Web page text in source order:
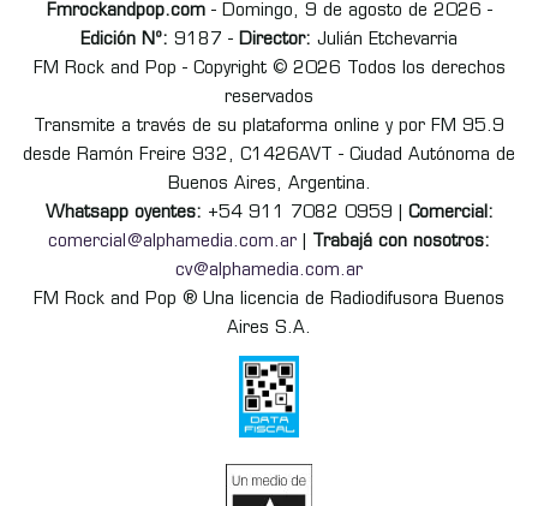
Fmrockandpop.com- Domingo, 9 de agosto de 2026 -
Edición Nº: 9187 - Director: Julián Etchevarria
FM Rock and Pop - Copyright © 2026 Todos los derechos
reservados
Transmite a través de su plataforma online y por FM 95.9
desde Ramón Freire 932, C1426AVT - Ciudad Autónoma de
Buenos Aires, Argentina.
Whatsapp oyentes: +54 911 7082 0959 | Comercial:
comercial@alphamedia.com.ar
Trabajá con nosotros:
cv@alphamedia.com.ar
FM Rock and Pop ® Una licencia de Radiodifusora Buenos
Aires S.A.